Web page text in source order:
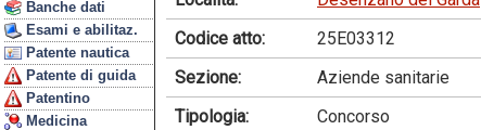
Banche dati
Esami e abilitaz.
Patente nautica
Patente di guida
Patentino
Medicina
Codice atto:
25E03312
Sezione:
Aziende sanitarie
Tipologia:
Concorso